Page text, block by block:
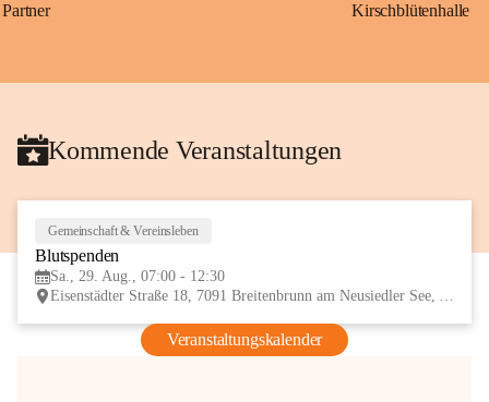
Partner Kirschblütenhalle
Kommende Veranstaltungen
Gemeinschaft & Vereinsleben
Blutspenden
Sa., 29. Aug., 07:00 - 12:30
Eisenstädter Straße 18, 7091 Breitenbrunn am Neusiedler See, AUT
Veranstaltungskalender